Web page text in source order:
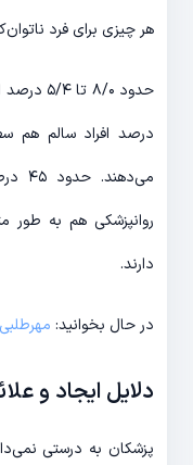
هر چیزی برای فرد
درصد افراد سالم هم
دارند.
در حال بخوانید:
دلایل ایجاد و
پزشکان به درستی